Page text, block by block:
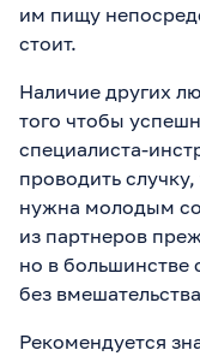
им пищу
стоит.
Наличие других
того чтобы
специалиста-
проводить
нужна молодым
из партнеров
но в большинстве
без
Рекомендуется